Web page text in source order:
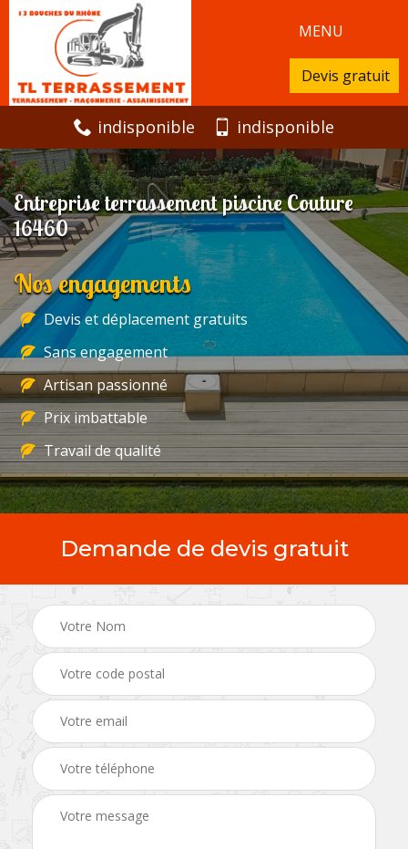
MENU
Devis gratuit
indisponible indisponible
Entreprise terrassement piscine Couture
16460
Nos engagements
Devis et déplacement gratuits
Sans engagement
Artisan passionné
Prix imbattable
Travail de qualité
Demande de devis gratuit